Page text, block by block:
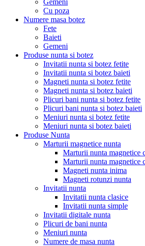
Gemeni
Cu poza
Numere masa botez
Fete
Baieti
Gemeni
Produse nunta si botez
Invitatii nunta si botez fetite
Invitatii nunta si botez baieti
Magneti nunta si botez fetite
Magneti nunta si botez baieti
Plicuri bani nunta si botez fetite
Plicuri bani nunta si botez baieti
Meniuri nunta si botez fetite
Meniuri nunta si botez baieti
Produse Nunta
Marturii magnetice nunta
Marturii nunta magnetice
Marturii nunta magnetice
Magneti nunta inima
Magneti rotunzi nunta
Invitatii nunta
Invitatii nunta clasice
Invitatii nunta simple
Invitatii digitale nunta
Plicuri de bani nunta
Meniuri nunta
Numere de masa nunta